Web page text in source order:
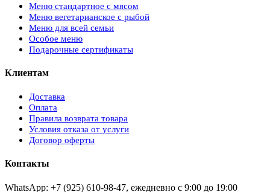
Меню стандартное с мясом
Меню вегетарианское с рыбой
Меню для всей семьи
Особое меню
Подарочные сертификаты
Клиентам
Доставка
Оплата
Правила возврата товара
Условия отказа от услуги
Договор оферты
Контакты
WhatsApp: +7 (925) 610-98-47, ежедневно с 9:00 до 19:00